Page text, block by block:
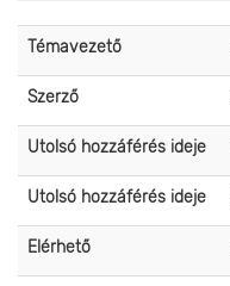
Témavezető
Szerző
Utolsó hozzáférés ideje
Utolsó hozzáférés ideje
Elérhető